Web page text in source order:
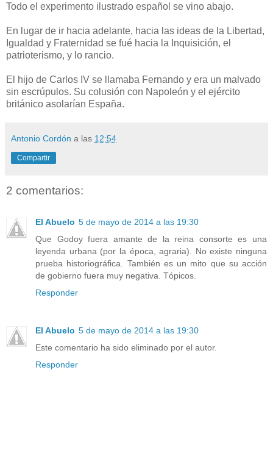
Todo el experimento ilustrado español se vino abajo.
En lugar de ir hacia adelante, hacia las ideas de la Libertad,
Igualdad y Fraternidad se fué hacia la Inquisición, el
patrioterismo, y lo rancio.
El hijo de Carlos IV se llamaba Fernando y era un malvado
sin escrúpulos. Su colusión con Napoleón y el ejército
británico asolarían España.
Antonio Cordón a las 12:54
Compartir
2 comentarios:
El Abuelo 5 de mayo de 2014 a las 19:30
Que Godoy fuera amante de la reina consorte es una
leyenda urbana (por la época, agraria). No existe ninguna
prueba historiográfica. También es un mito que su acción
de gobierno fuera muy negativa. Tópicos.
Responder
El Abuelo 5 de mayo de 2014 a las 19:30
Este comentario ha sido eliminado por el autor.
Responder